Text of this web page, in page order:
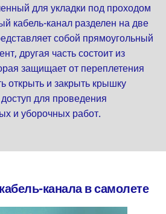
для укладки под проходом
кабель-канал разделен на две
собой прямоугольный
другая часть состоит из
защищает от переплетения
открыть и закрыть крышку
для проведения
и уборочных работ.
канала в самолете